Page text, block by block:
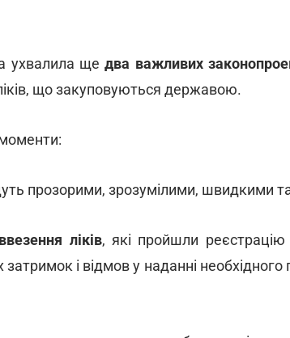
ухвалила щедва важливих
що закуповуються державою.
прозорими, зрозумілими, швидкими
ліків, які пройшли реєстрацію
і відмов у наданні необхідного